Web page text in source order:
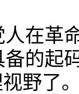
革命
的起
野了